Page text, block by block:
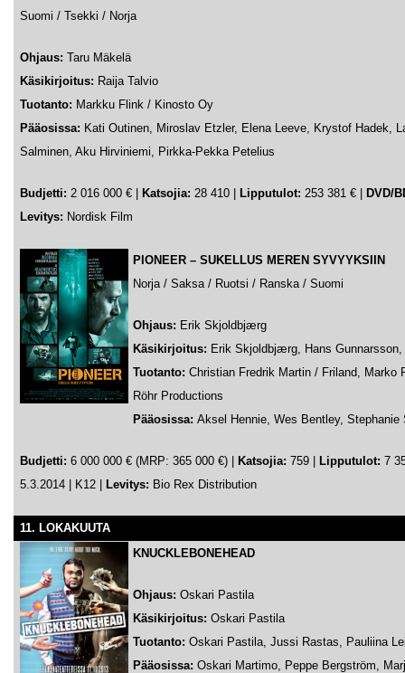
Suomi / Tsekki / Norja
Ohjaus: Taru Mäkelä
Käsikirjoitus: Raija Talvio
Tuotanto: Markku Flink / Kinosto Oy
Pääosissa: Kati Outinen, Miroslav Etzler, Elena Leeve, Krystof Hadek,
Salminen, Aku Hirviniemi, Pirkka-Pekka Petelius
Budjetti: 2 016 000 € Katsojia: 28 410 | Lipputulot: 253 381 € |
DVD/
Levitys: Nordisk Film
PIONEER – SUKELLUS MEREN SYVYYKSIIN
Norja / Saksa / Ruotsi / Ranska / Suomi
Ohjaus: Erik Skjoldbjærg
Käsikirjoitus: Erik Skjoldbjærg, Hans
Tuotanto: Christian Fredrik Martin / Friland, Marko
Röhr Productions
Pääosissa: Aksel Hennie, Wes Bentley, Stephanie
Budjetti: 6 000 000 € (MRP: 365 000 €) | Katsojia: 759 | Lipputulot: 7
5.3.2014 | K12 |
Levitys: Bio Rex Distribution
11. LOKAKUUTA
KNUCKLEBONEHEAD
Ohjaus: Oskari Pastila
Käsikirjoitus: Oskari Pastila
Tuotanto: Oskari Pastila, Jussi Rastas, Pauliina
Pääosissa: Oskari Martimo, Peppe Bergström,